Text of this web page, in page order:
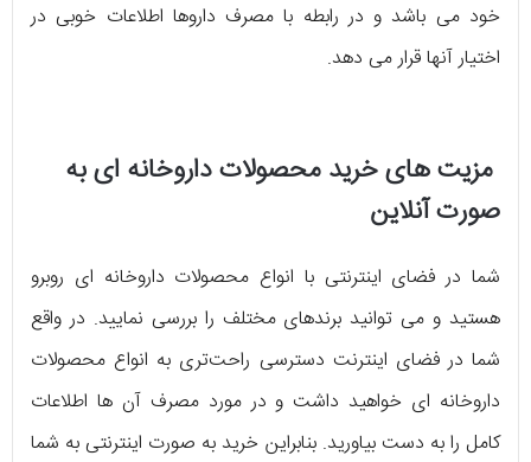
خود می باشد و در رابطه با مصرف داروها اطلاعات خوبی در
اختیار آنها قرار می دهد.
مزیت های خرید محصولات داروخانه ای به
صورت آنلاین
شما در فضای اینترنتی با انواع محصولات داروخانه ای روبرو
هستید و می توانید برندهای مختلف را بررسی نمایید. در واقع
شما در فضای اینترنت دسترسی راحت‌تری به انواع محصولات
داروخانه ای خواهید داشت و در مورد مصرف آن ها اطلاعات
کامل را به دست بیاورید. بنابراین خرید به صورت اینترنتی به شما